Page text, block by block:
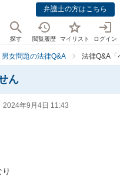
弁護士の方はこちら
探す 閲覧履歴 マイリスト ログイン
男女問題の法律Q&A 法律Q&A「
ん
2024年9月4日 11:43